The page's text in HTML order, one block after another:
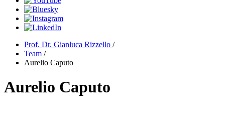
Prof. Dr. Gianluca Rizzello /
Team /
Aurelio Caputo
Aurelio Caputo